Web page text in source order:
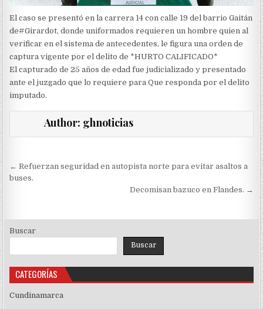
El caso se presentó en la carrera 14 con calle 19 del barrio Gaitán
de#Girardot, donde uniformados requieren un hombre quien al
verificar en el sistema de antecedentes, le figura una orden de
captura vigente por el delito de *HURTO CALIFICADO*
El capturado de 25 años de edad fue judicializado y presentado
ante el juzgado que lo requiere para Que responda por el delito
imputado.
Author: ghnoticias
Navegación
de
← Refuerzan seguridad en autopista norte para evitar asaltos a
buses.
Decomisan bazuco en Flandes. →
Buscar
Buscar
CATEGORÍAS
Cundinamarca